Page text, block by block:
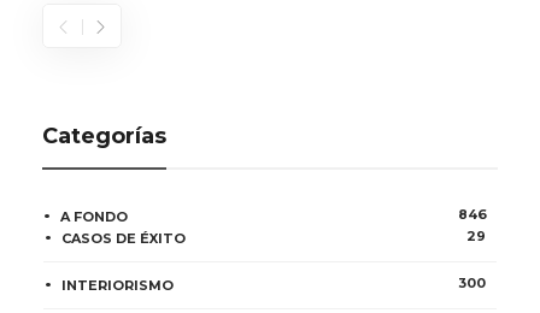
Categorías
A FONDO
846
CASOS DE ÉXITO
29
INTERIORISMO 300